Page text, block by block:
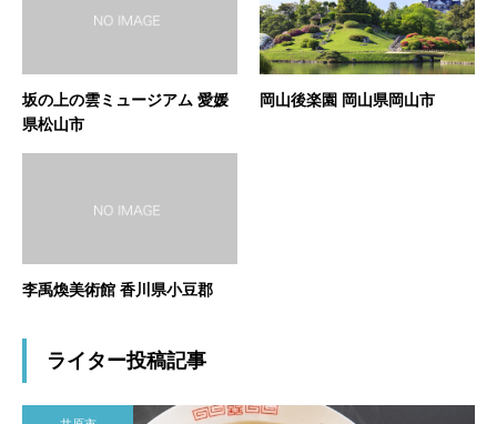
坂の上の雲ミュージアム 愛媛
県松山市
岡山後楽園 岡山県岡山市
李禹煥美術館 香川県小豆郡
ライター投稿記事